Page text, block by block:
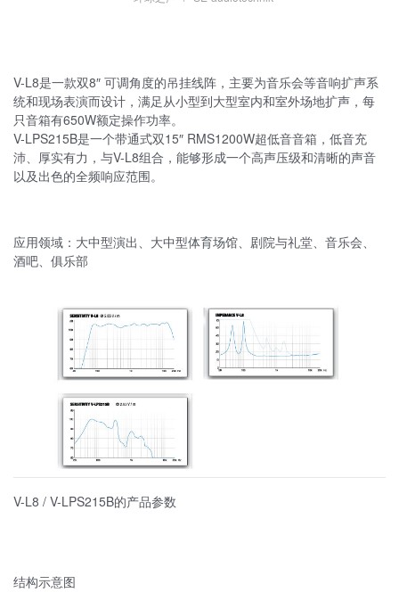
V-L8是一款双8″ 可调角度的吊挂线阵，主要为音乐会等音响扩声系
统和现场表演而设计，满足从小型到大型室内和室外场地扩声，每
只音箱有650W额定操作功率。
V-LPS215B是一个带通式双15″ RMS1200W超低音音箱，低音充
沛、厚实有力，与V-L8组合，能够形成一个高声压级和清晰的声音
以及出色的全频响应范围。
应用领域：大中型演出、大中型体育场馆、剧院与礼堂、音乐会、
酒吧、俱乐部
V-L8 / V-LPS215B的产品参数
结构示意图